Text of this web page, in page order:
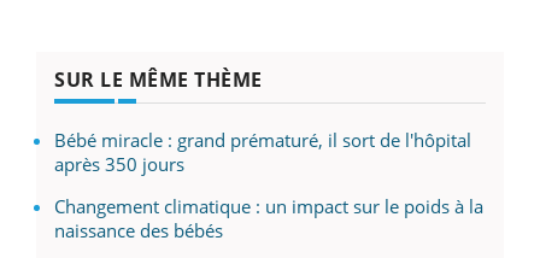
SUR LE MÊME THÈME
Bébé miracle : grand prématuré, il sort de l'hôpital
après 350 jours
Changement climatique : un impact sur le poids à la
naissance des bébés